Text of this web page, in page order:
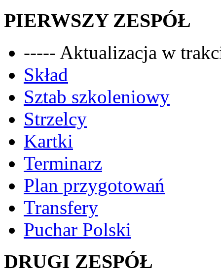
PIERWSZY ZESPÓŁ
----- Aktualizacja w
Skład
Sztab szkoleniowy
Strzelcy
Kartki
Terminarz
Plan przygotowań
Transfery
Puchar Polski
DRUGI ZESPÓŁ